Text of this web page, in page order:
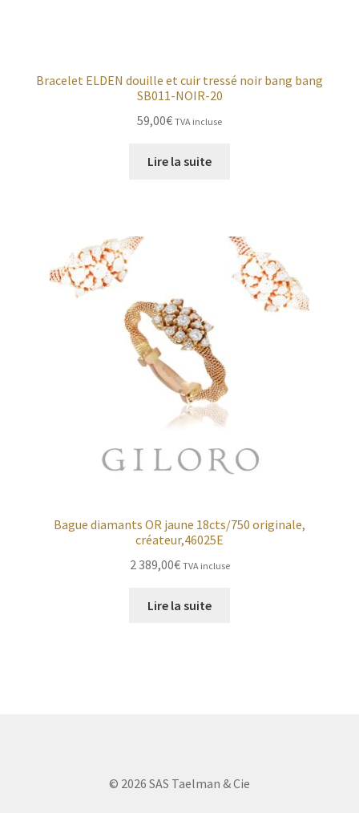
Bracelet ELDEN douille et cuir tressé noir bang bang
SB011-NOIR-20
59,00€ TVA incluse
Lire la suite
Bague diamants OR jaune 18cts/750 originale,
créateur,46025E
2 389,00€ TVA incluse
Lire la suite
© 2026 SAS Taelman & Cie